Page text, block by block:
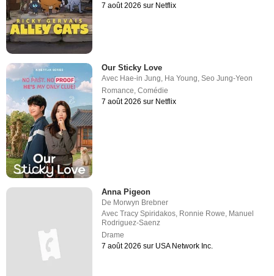
7 août 2026 sur Netflix
Our Sticky Love
Avec Hae-in Jung Ha Young ,Seo Jung-Yeon
Romance ,Comédie
7 août 2026 sur Netflix
Anna Pigeon
De Morwyn Brebner
AvecTracy Spiridakos, Ronnie Rowe, Manuel
Rodriguez-Saenz
Drame
7 août 2026 sur USA Network Inc.